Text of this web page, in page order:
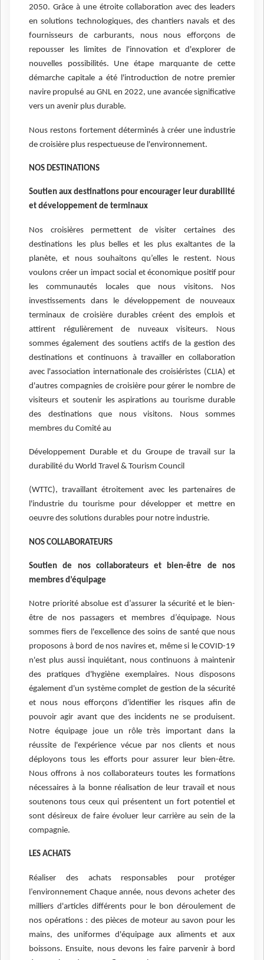
2050. Grâce à une étroite collaboration avec des leaders
en solutions technologiques, des chantiers navals et des
fournisseurs de carburants, nous nous efforçons de
repousser les limites de l'innovation et d'explorer de
nouvelles possibilités. Une étape marquante de cette
démarche capitale a été l'introduction de notre premier
navire propulsé au GNL en 2022, une avancée significative
vers un avenir plus durable.
Nous restons fortement déterminés à créer une industrie
de croisière plus respectueuse de l'environnement.
NOS DESTINATIONS
Soutien aux destinations pour encourager leur durabilité
et développement de terminaux
Nos croisières permettent de visiter certaines des
destinations les plus belles et les plus exaltantes de la
planète, et nous souhaitons qu’elles le restent. Nous
voulons créer un impact social et économique positif pour
les communautés locales que nous visitons. Nos
investissements dans le développement de nouveaux
terminaux de croisière durables créent des emplois et
attirent régulièrement de nuveaux visiteurs. Nous
sommes également des soutiens actifs de la gestion des
destinations et continuons à travailler en collaboration
avec l'association internationale des croisiéristes (CLIA) et
d'autres compagnies de croisière pour gérer le nombre de
visiteurs et soutenir les aspirations au tourisme durable
des destinations que nous visitons. Nous sommes
membres du Comité au
Développement Durable et du Groupe de travail sur la
durabilité du World Travel & Tourism Council
(WTTC), travaillant étroitement avec les partenaires de
l'industrie du tourisme pour développer et mettre en
oeuvre des solutions durables pour notre industrie.
NOS COLLABORATEURS
Soutien de nos collaborateurs et bien-être de nos
membres d’équipage
Notre priorité absolue est d’assurer la sécurité et le bien-
être de nos passagers et membres d’équipage. Nous
sommes fiers de l'excellence des soins de santé que nous
proposons à bord de nos navires et, même si le COVID-19
n'est plus aussi inquiétant, nous continuons à maintenir
des pratiques d'hygiène exemplaires. Nous disposons
également d'un système complet de gestion de la sécurité
et nous nous efforçons d'identifier les risques afin de
pouvoir agir avant que des incidents ne se produisent.
Notre équipage joue un rôle très important dans la
réussite de l'expérience vécue par nos clients et nous
déployons tous les efforts pour assurer leur bien-être.
Nous offrons à nos collaborateurs toutes les formations
nécessaires à la bonne réalisation de leur travail et nous
soutenons tous ceux qui présentent un fort potentiel et
sont désireux de faire évoluer leur carrière au sein de la
compagnie.
LES ACHATS
Réaliser des achats responsables pour protéger
l’environnement Chaque année, nous devons acheter des
milliers d'articles différents pour le bon déroulement de
nos opérations : des pièces de moteur au savon pour les
mains, des uniformes d'équipage aux aliments et aux
boissons. Ensuite, nous devons les faire parvenir à bord